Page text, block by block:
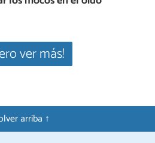
ver más!
arriba ↑